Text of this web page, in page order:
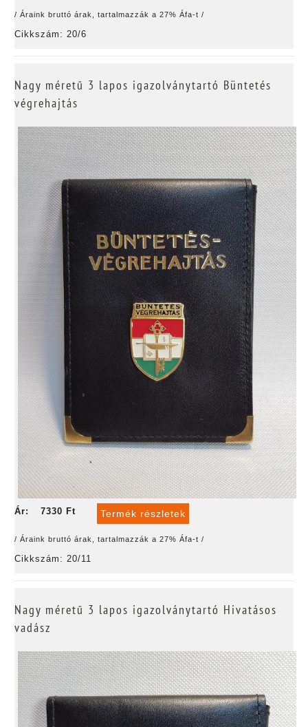
/ Áraink bruttó árak, tartalmazzák a 27% Áfa-t /
Cikkszám: 20/6
Nagy méretű 3 lapos igazolványtartó Büntetés
végrehajtás
Ár: 7330 Ft Termék részletek
/ Áraink bruttó árak, tartalmazzák a 27% Áfa-t /
Cikkszám: 20/11
Nagy méretű 3 lapos igazolványtartó Hivatásos
vadász